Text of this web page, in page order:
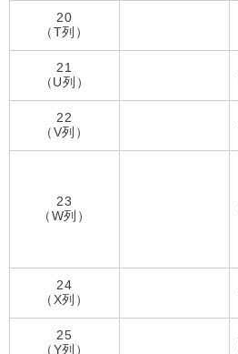
20
（T列）
21
（U列）
22
（V列）
23
（W列）
24
（X列）
25
（Y列）